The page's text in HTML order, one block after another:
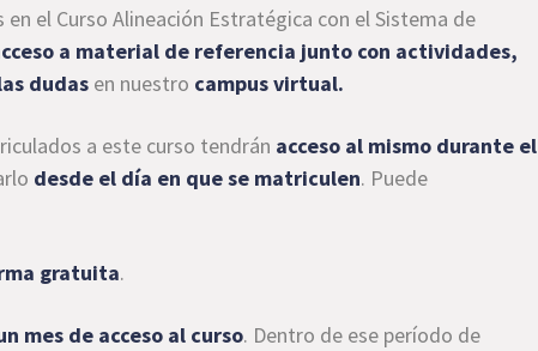
el Curso Alineación Estratégica con el Sistema de
a material de referencia junto con actividades,
dudas en nuestro campus virtual.
a este curso tendrán acceso al mismo durante el
desde el día en que se matriculen. Puede
gratuita.
mes de acceso al curso. Dentro de ese período de